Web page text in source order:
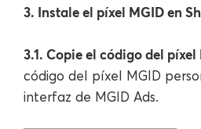
3. Instale el píxel MGID en
3.1. Copie el código del píxel
código del píxel MGID
interfaz de MGID Ads.